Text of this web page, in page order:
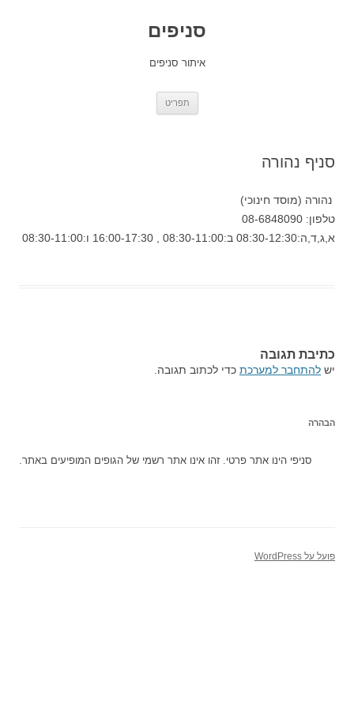
סניפים
איתור סניפים
תפריט
סניף נהורה
נהורה (מוסד חינוכי)
טלפון: 08-6848090
א,ג,ד,ה:08:30-12:30 ב:08:30-11:00 , 16:00-17:30 ו:08:30-11:00
כתיבת תגובה
יש להתחבר למערכת כדי לכתוב תגובה.
הבהרה
סניפי הינו אתר פרטי. זהו אינו אתר רשמי של הגופים המופיעים באתר.
פועל על WordPress